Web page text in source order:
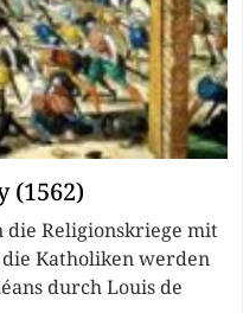
(1562)
die Religionskriege mit
die Katholiken werden
durch Louis de